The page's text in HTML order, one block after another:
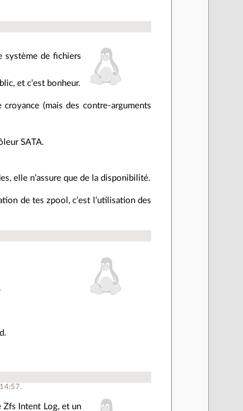
système de fichiers
et c’est bonheur.
(mais des contre-arguments
SATA.
elle n’assure que de la disponibilité.
de tes zpool, c’est l’utilisation des
Zfs Intent Log, et un